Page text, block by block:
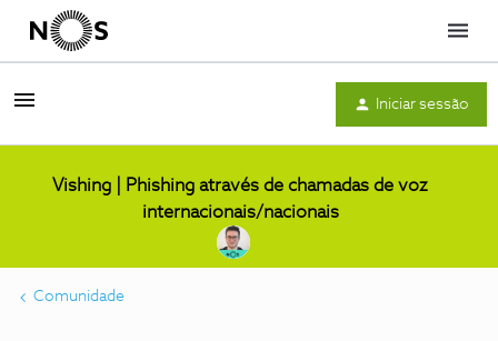
Menu
Iniciar sessão
Vishing | Phishing através de chamadas de voz
internacionais/nacionais
Comunidade